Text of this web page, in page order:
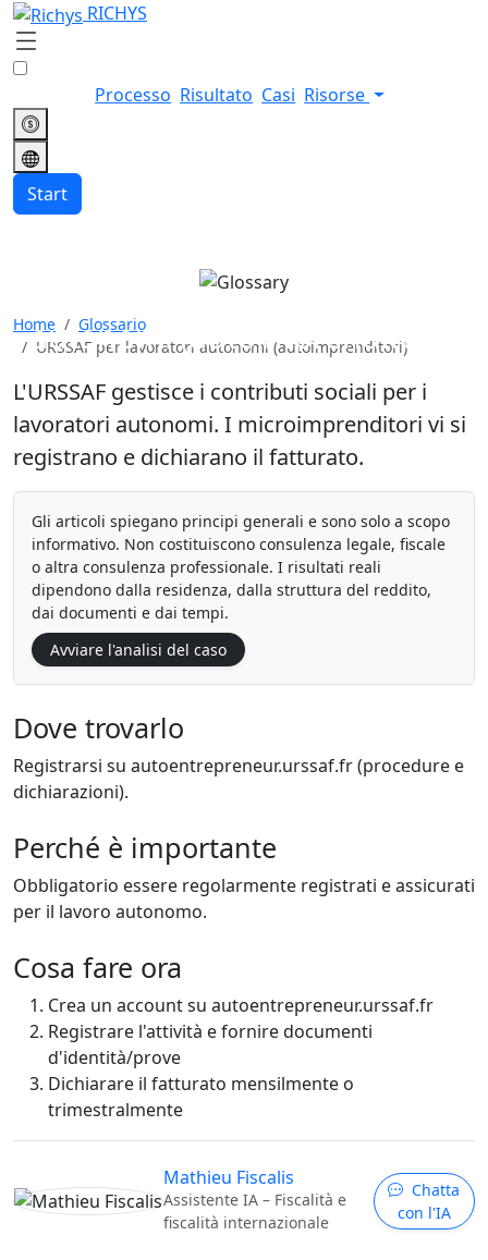
RICHYS
Processo Risultato Casi Risorse
Start
URSSAF per lavoratori
autonomi (autoimprenditori)
Home
Glossario
URSSAF per lavoratori autonomi (autoimprenditori)
L'URSSAF gestisce i contributi sociali per i
lavoratori autonomi. I microimprenditori vi si
registrano e dichiarano il fatturato.
Gli articoli spiegano principi generali e sono solo a scopo
informativo. Non costituiscono consulenza legale, fiscale
o altra consulenza professionale. I risultati reali
dipendono dalla residenza, dalla struttura del reddito,
dai documenti e dai tempi.
Avviare l'analisi del caso
Dove trovarlo
Registrarsi su autoentrepreneur.urssaf.fr (procedure e
dichiarazioni).
Perché è importante
Obbligatorio essere regolarmente registrati e assicurati
per il lavoro autonomo.
Cosa fare ora
Crea un account su autoentrepreneur.urssaf.fr
Registrare l'attività e fornire documenti
d'identità/prove
Dichiarare il fatturato mensilmente o
trimestralmente
Mathieu Fiscalis
Assistente IA – Fiscalità e
fiscalità internazionale
Chatta
con l'IA